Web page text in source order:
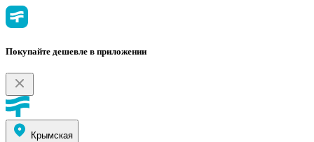
Покупайте дешевле в приложении
Крымская